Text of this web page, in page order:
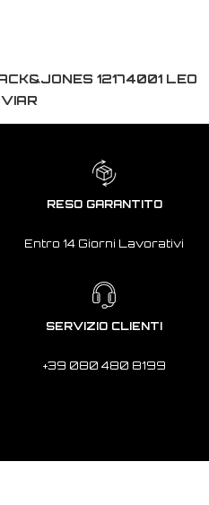
12174001 LEO
RESO GARANTITO
Entro 14 Giorni Lavorativi
SERVIZIO CLIENTI
+39 080 480 8199